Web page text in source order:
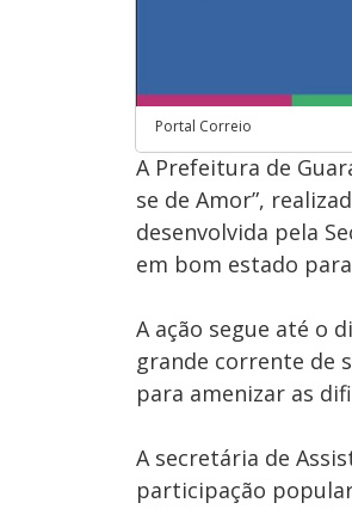
Portal Correio
A Prefeitura de
se de Amor”,
desenvolvida pela
em bom estado
A ação segue até o
grande corrente de
para amenizar as
A secretária de
participação